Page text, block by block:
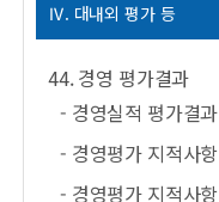
Ⅳ. 대내외 평가 등
44. 경영 평가결과
- 경영실적 평가결과
- 경영평가 지적사항
- 경영평가 지적사항